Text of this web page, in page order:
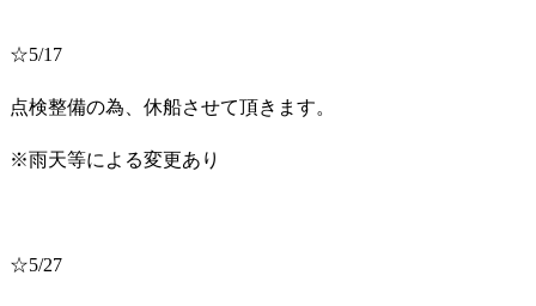
☆5/17
点検整備の為、休船させて頂きます。
※雨天等による変更あり
☆5/27